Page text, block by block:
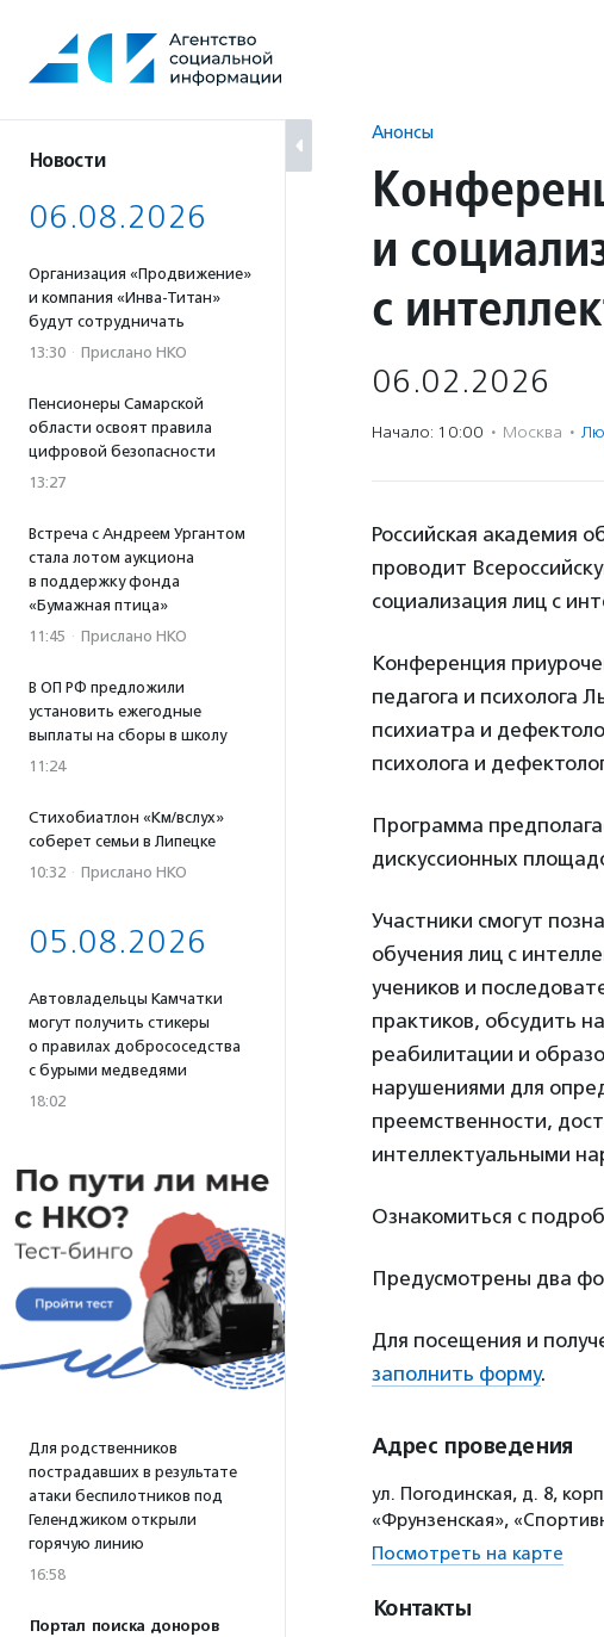
содержанию
Новости
06.08.2026
Организация «Продвижение»
и компания «Инва-Титан»
будут сотрудничать
13:30 · Прислано НКО
Пенсионеры Самарской
области освоят правила
цифровой безопасности
13:27
Встреча с Андреем Ургантом
стала лотом аукциона
в поддержку фонда
«Бумажная птица»
11:45 · Прислано НКО
В ОП РФ предложили
установить ежегодные
выплаты на сборы в школу
11:24
Стихобиатлон «Км/вслух»
соберет семьи в Липецке
10:32 · Прислано НКО
05.08.2026
Автовладельцы Камчатки
могут получить стикеры
о правилах добрососедства
с бурыми медведями
18:02
Для родственников
пострадавших в результате
атаки беспилотников под
Геленджиком открыли
горячую линию
16:58
Портал поиска доноров
Анонсы
и
с
06.02.2026
Начало: 10:00 · Москва ·
Российская академия
проводит
социализация лиц с
Конференция
педагога и психолога
психиатра и
психолога и
Программа
дискуссионных
Участники смогут
обучения лиц с
учеников и
практиков, обсудить
реабилитации и
нарушениями для
преемственности,
интеллектуальными
Ознакомиться с
Предусмотрены два
Для посещения и
заполнить форму.
Адрес проведения
ул. Погодинская, д. 8,
«Фрунзенская»,
Посмотреть на карте
Контакты